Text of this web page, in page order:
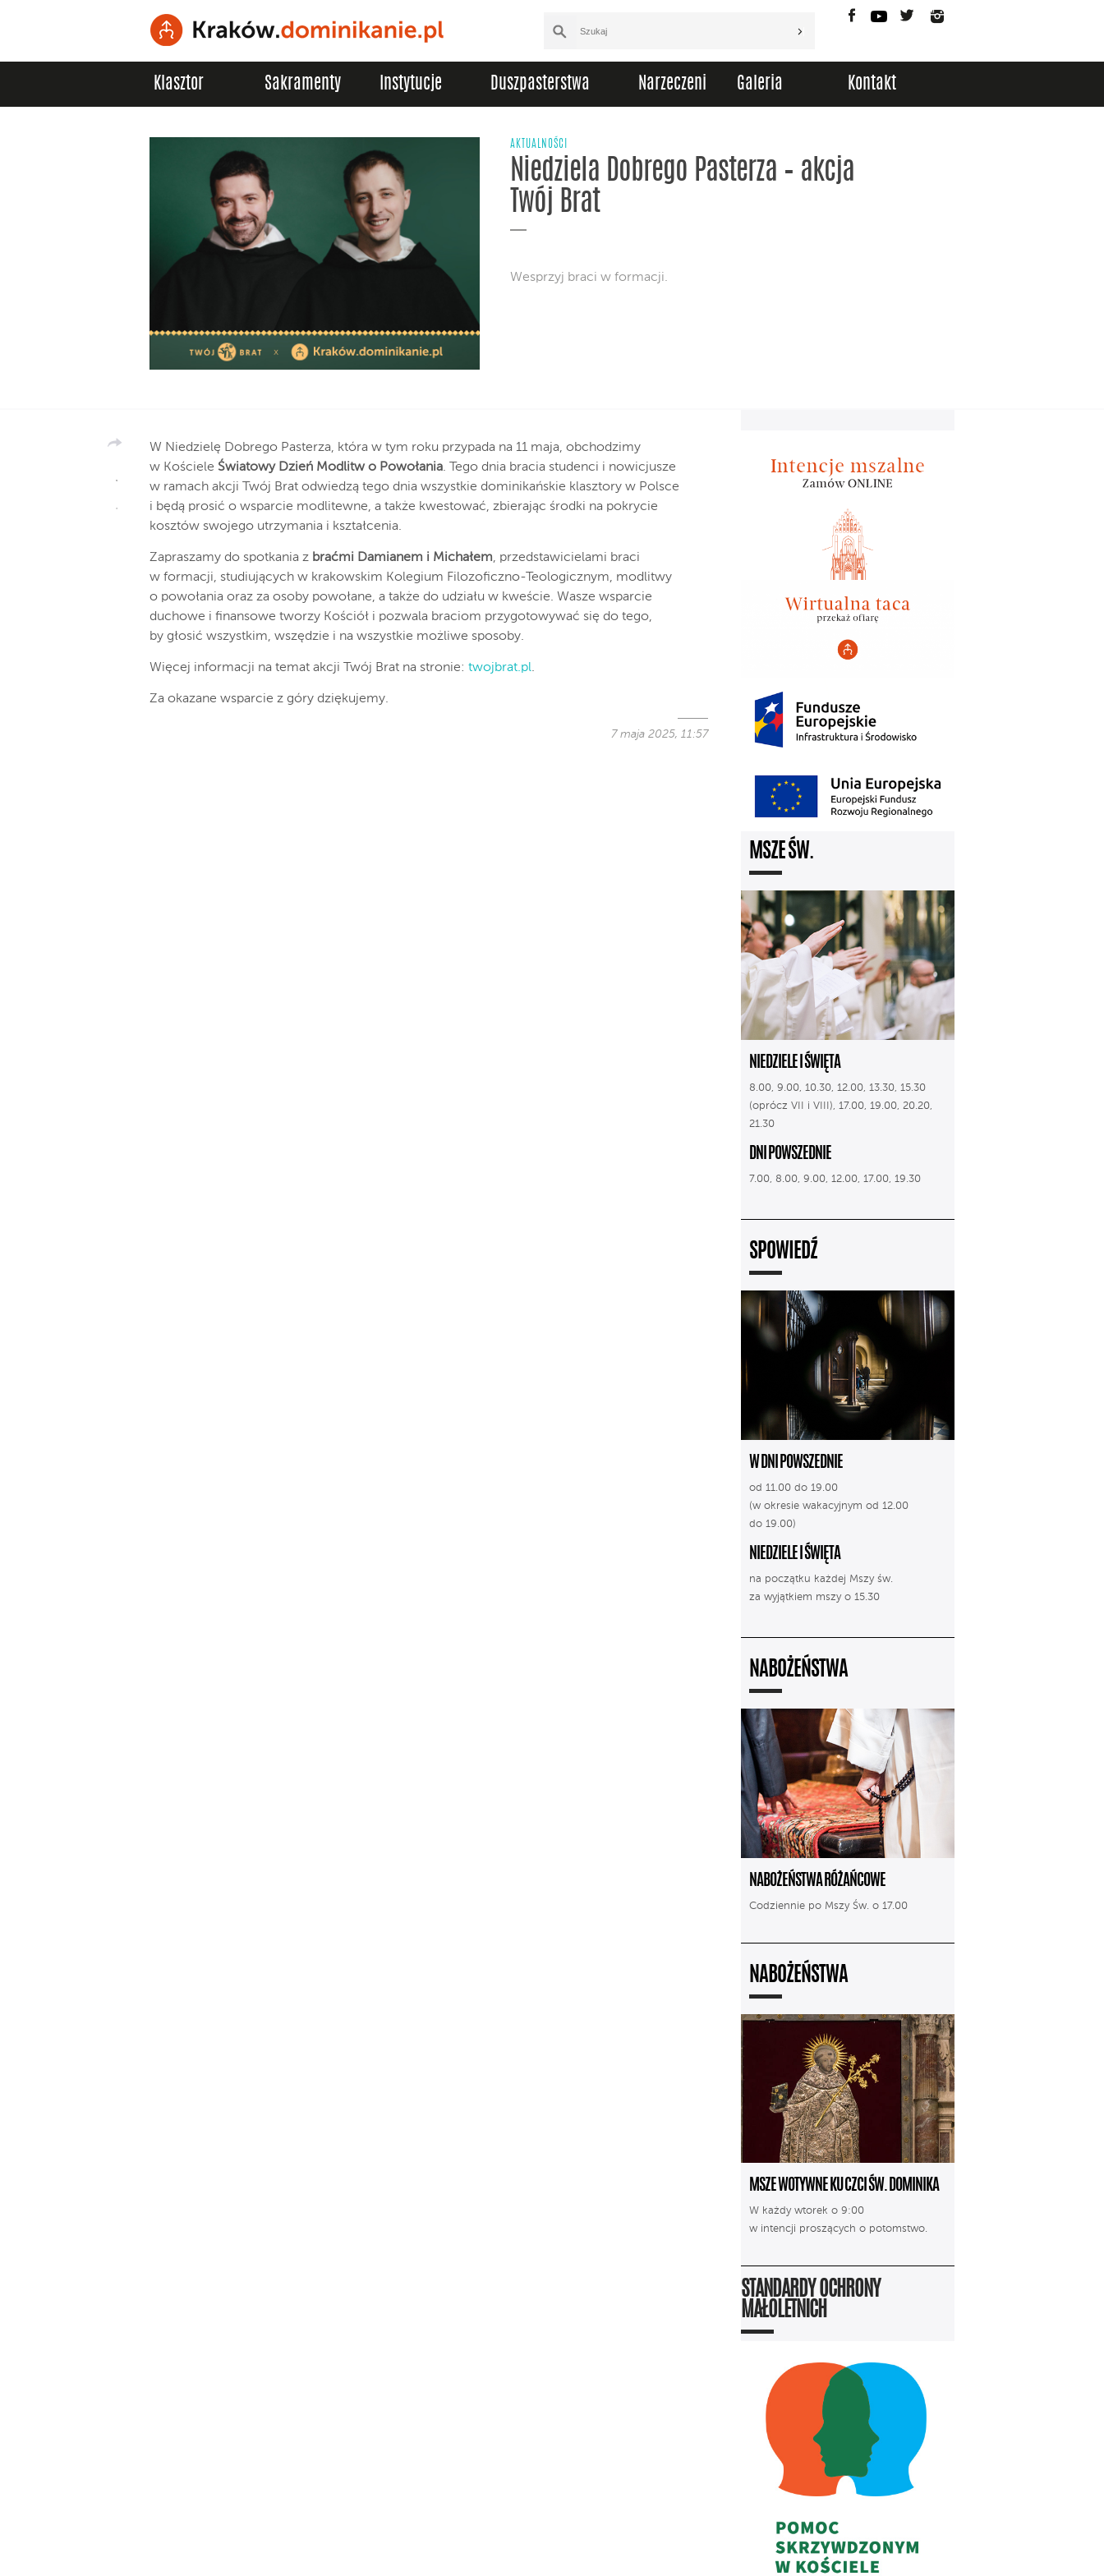
FacebookYouTubeTwitter
Klasztor Sakramenty Instytucje Duszpasterstwa Narzeczeni Galeria Kontakt
AKTUALNOŚCI
Niedziela Dobrego Pasterza – akcja
Twój Brat
Wesprzyj braci w formacji.
W Niedzielę Dobrego Pasterza, która w tym roku przypada na 11 maja, obchodzimy
w Kościele Światowy Dzień Modlitw o Powołania. Tego dnia bracia studenci i nowicjusze
w ramach akcji Twój Brat odwiedzą tego dnia wszystkie dominikańskie klasztory w Polsce
i będą prosić o wsparcie modlitewne, a także kwestować, zbierając środki na pokrycie
kosztów swojego utrzymania i kształcenia.
Zapraszamy do spotkania z braćmi Damianem i Michałem, przedstawicielami braci
w formacji, studiujących w krakowskim Kolegium Filozoficzno-Teologicznym, modlitwy
o powołania oraz za osoby powołane, a także do udziału w kweście. Wasze wsparcie
duchowe i finansowe tworzy Kościół i pozwala braciom przygotowywać się do tego,
by głosić wszystkim, wszędzie i na wszystkie możliwe sposoby.
Więcej informacji na temat akcji Twój Brat na stronie: twojbrat.pl.
Za okazane wsparcie z góry dziękujemy.
7 maja 2025, 11:57
MSZE ŚW.
NIEDZIELE I ŚWIĘTA
8.00, 9.00, 10.30, 12.00, 13.30, 15.30
(oprócz VII i VIII), 17.00, 19.00, 20.20,
21.30
DNI POWSZEDNIE
7.00, 8.00, 9.00, 12.00, 17.00, 19.30
SPOWIEDŹ
W DNI POWSZEDNIE
od 11.00 do 19.00
(w okresie wakacyjnym od 12.00
do 19.00)
NIEDZIELE I ŚWIĘTA
na początku każdej Mszy św.
za wyjątkiem mszy o 15.30
NABOŻEŃSTWA
NABOŻEŃSTWA RÓŻAŃCOWE
Codziennie po Mszy Św. o 17.00
NABOŻEŃSTWA
MSZE WOTYWNE KU CZCI ŚW. DOMINIKA
W każdy wtorek o 9:00
w intencji proszących o potomstwo.
STANDARDY OCHRONY
MAŁOLETNICH